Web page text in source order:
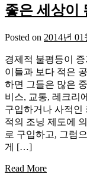
좋은 세상이
Posted on 2014년 01
경제적 불평등이
이들과 보다 적은
하면 그들은 많은
비스, 교통, 레크리
구입하거나 사적인
적의 조닝 제도에
로 구입하고, 그럼
게 […]
Read More